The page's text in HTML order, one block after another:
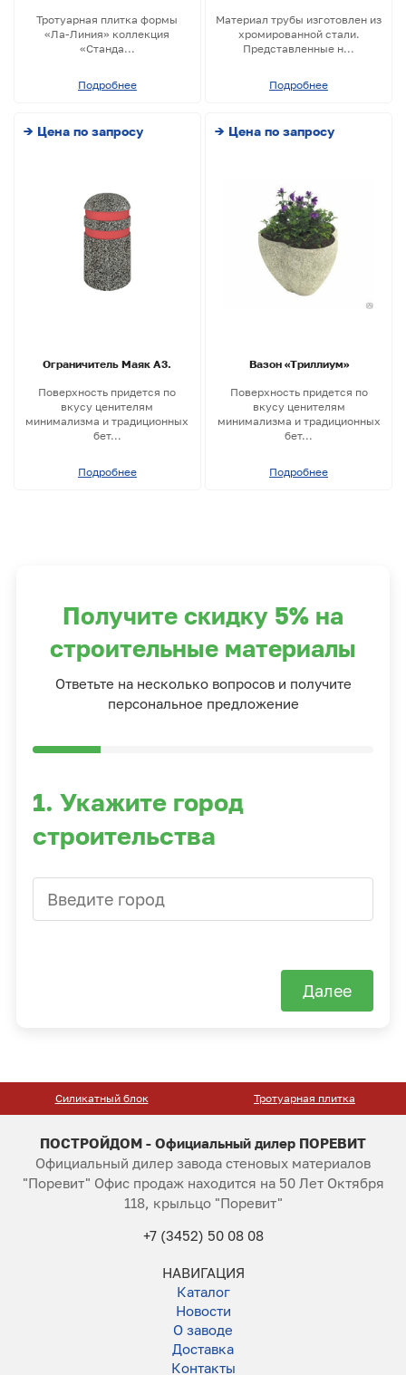
Тротуарная плитка формы
«Ла-Линия» коллекция
«Станда...
Подробнее
Материал трубы изготовлен из
хромированной стали.
Представленные н...
Подробнее
→ Цена по запросу
Ограничитель Маяк A3.
Поверхность придется по
вкусу ценителям
минимализма и традиционных
бет...
Подробнее
→ Цена по запросу
Вазон «Триллиум»
Поверхность придется по
вкусу ценителям
минимализма и традиционных
бет...
Подробнее
Получите скидку 5% на
строительные материалы
Ответьте на несколько вопросов и получите
персональное предложение
1. Укажите город
строительства
Далее
Силикатный блок Тротуарная плитка
ПОСТРОЙДОМ - Официальный дилер ПОРЕВИТ
Официальный дилер завода стеновых материалов
"Поревит" Офис продаж находится на 50 Лет Октября
118, крыльцо "Поревит"
+7 (3452) 50 08 08
НАВИГАЦИЯ
Каталог
Новости
О заводе
Доставка
Контакты